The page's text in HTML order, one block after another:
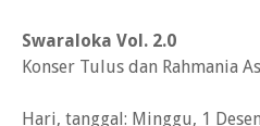
Swaraloka Vol. 2.0
Konser Tulus dan Rahmania
Hari, tanggal: Minggu, 1